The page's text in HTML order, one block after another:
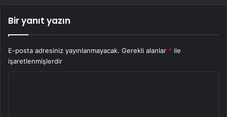
Bir yanıt yazın
E-posta adresiniz yayınlanmayacak. Gerekli alanlar * ile
işaretlenmişlerdir